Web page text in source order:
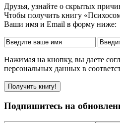
Друзья, узнайте о скрытых
Чтобы получить книгу
Ваши имя и Email в форму ниже:
Нажимая на кнопку, вы даете
персональных данных в
Подпишитесь на